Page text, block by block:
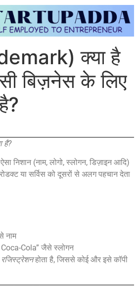
क्या है
बिज़नेस के लिए
है?
निशान (नाम, लोगो, स्लोगन, डिज़ाइन आदि)
या सर्विस को दूसरों से अलग पहचान देता
नाम
Cola” जैसे स्लोगन
होता है, जिससे कोई और इसे कॉपी